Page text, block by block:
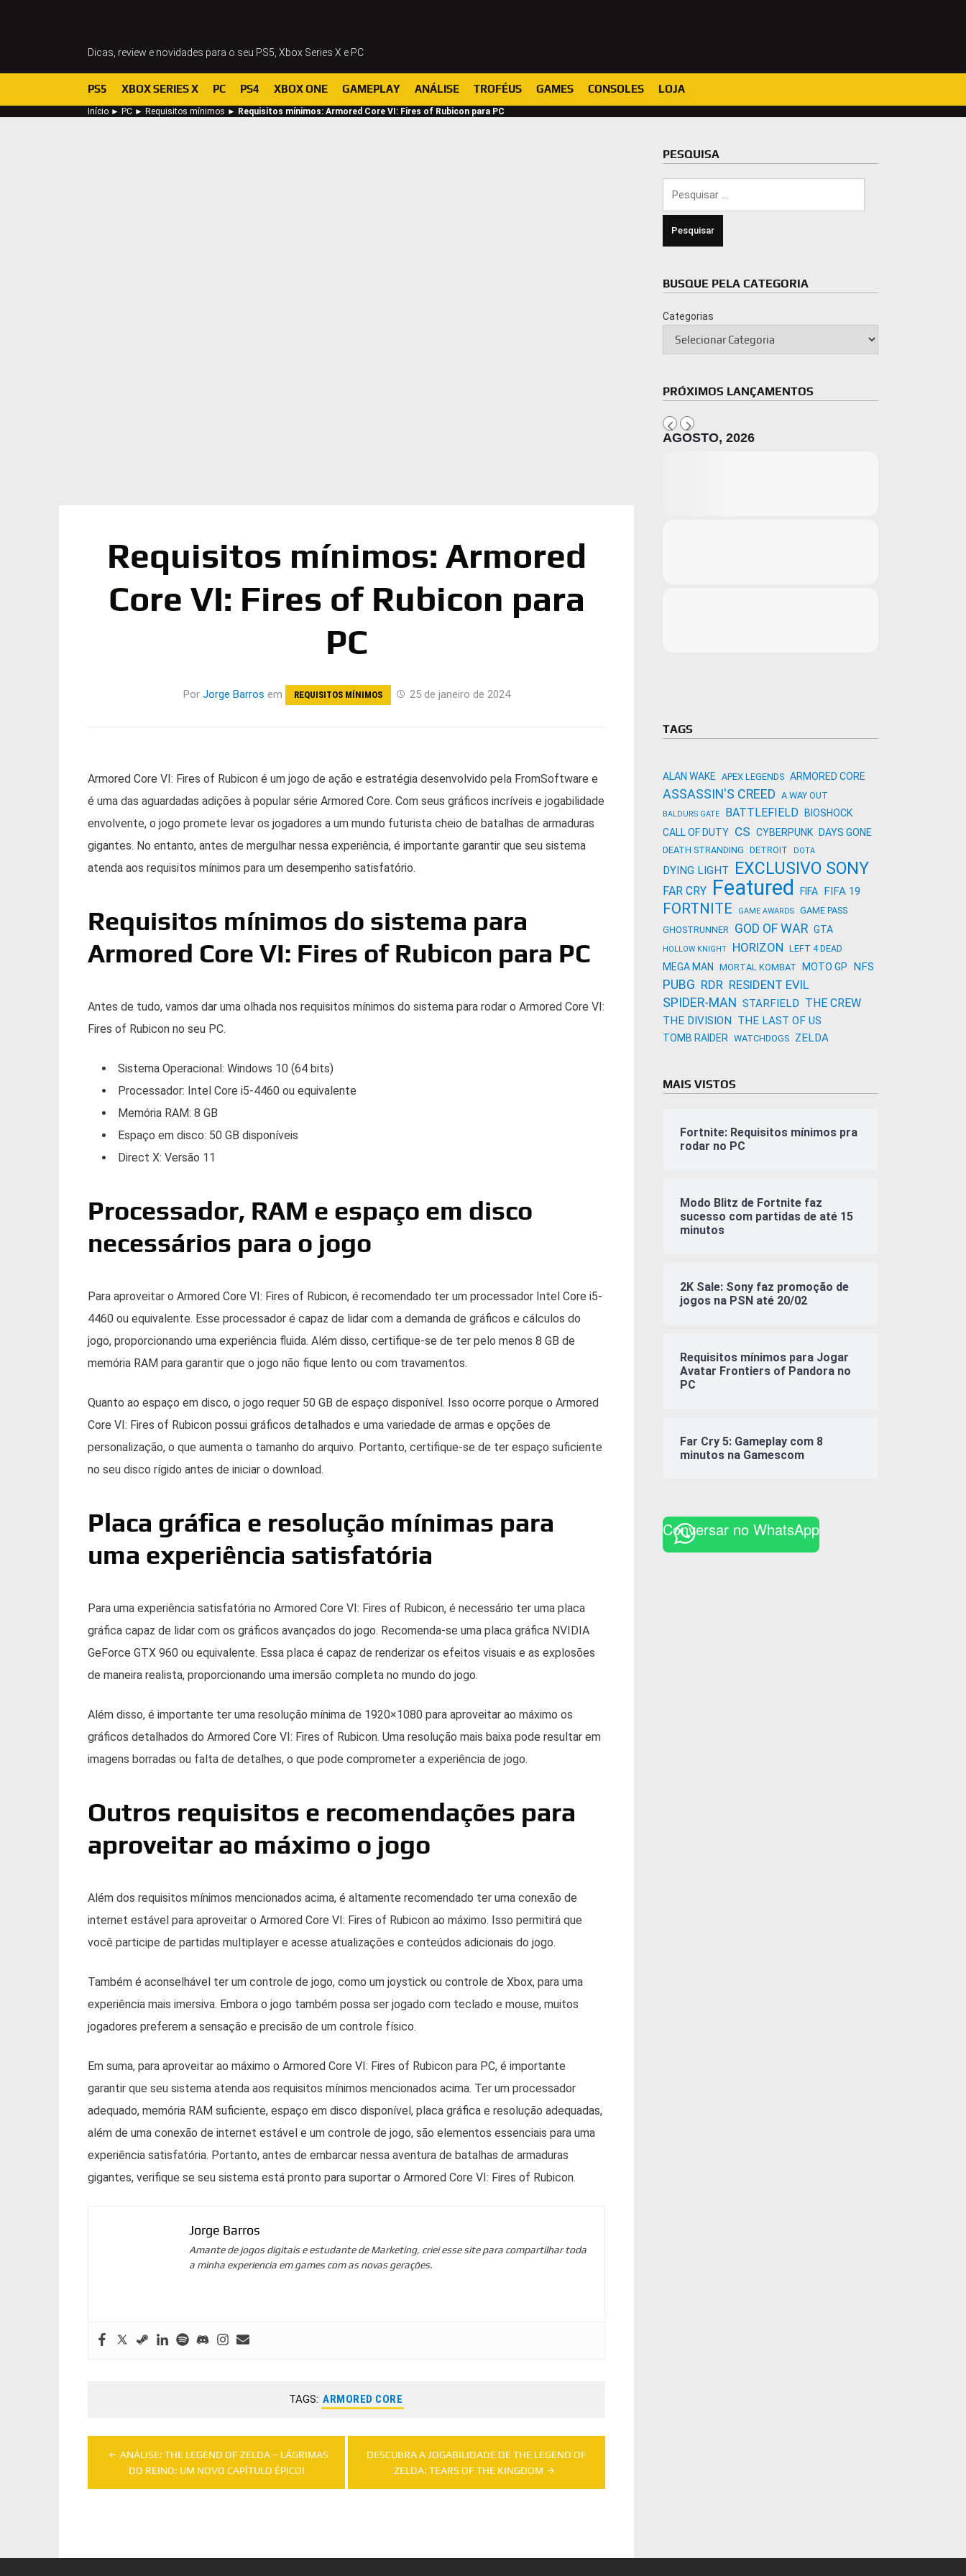
Dicas, review e novidades para o seu PS5, Xbox Series X e PC
PS5 XBOX SERIES X PC PS4 XBOX ONE GAMEPLAY ANÁLISE TROFÉUS GAMES CONSOLES LOJA
Início ► PC ► Requisitos mínimos ► Requisitos mínimos: Armored Core VI: Fires of Rubicon para PC
Requisitos mínimos: Armored
Core VI: Fires of Rubicon para
PC
Por Jorge Barros em REQUISITOS MÍNIMOS 25 de janeiro de 2024
Armored Core VI: Fires of Rubicon é um jogo de ação e estratégia desenvolvido pela FromSoftware e
é uma das aguardadas adições à popular série Armored Core. Com seus gráficos incríveis e jogabilidade
envolvente, o jogo promete levar os jogadores a um mundo futurista cheio de batalhas de armaduras
gigantes. No entanto, antes de mergulhar nessa experiência, é importante garantir que seu sistema
atenda aos requisitos mínimos para um desempenho satisfatório.
Requisitos mínimos do sistema para
Armored Core VI: Fires of Rubicon para PC
Antes de tudo, vamos dar uma olhada nos requisitos mínimos do sistema para rodar o Armored Core VI:
Fires of Rubicon no seu PC.
Sistema Operacional: Windows 10 (64 bits)
Processador: Intel Core i5-4460 ou equivalente
Memória RAM: 8 GB
Espaço em disco: 50 GB disponíveis
Direct X: Versão 11
Processador, RAM e espaço em disco
necessários para o jogo
Para aproveitar o Armored Core VI: Fires of Rubicon, é recomendado ter um processador Intel Core i5-
4460 ou equivalente. Esse processador é capaz de lidar com a demanda de gráficos e cálculos do
jogo, proporcionando uma experiência fluida. Além disso, certifique-se de ter pelo menos 8 GB de
memória RAM para garantir que o jogo não fique lento ou com travamentos.
Quanto ao espaço em disco, o jogo requer 50 GB de espaço disponível. Isso ocorre porque o Armored
Core VI: Fires of Rubicon possui gráficos detalhados e uma variedade de armas e opções de
personalização, o que aumenta o tamanho do arquivo. Portanto, certifique-se de ter espaço suficiente
no seu disco rígido antes de iniciar o download.
Placa gráfica e resolução mínimas para
uma experiência satisfatória
Para uma experiência satisfatória no Armored Core VI: Fires of Rubicon, é necessário ter uma placa
gráfica capaz de lidar com os gráficos avançados do jogo. Recomenda-se uma placa gráfica NVIDIA
GeForce GTX 960 ou equivalente. Essa placa é capaz de renderizar os efeitos visuais e as explosões
de maneira realista, proporcionando uma imersão completa no mundo do jogo.
Além disso, é importante ter uma resolução mínima de 1920×1080 para aproveitar ao máximo os
gráficos detalhados do Armored Core VI: Fires of Rubicon. Uma resolução mais baixa pode resultar em
imagens borradas ou falta de detalhes, o que pode comprometer a experiência de jogo.
Outros requisitos e recomendações para
aproveitar ao máximo o jogo
Além dos requisitos mínimos mencionados acima, é altamente recomendado ter uma conexão de
internet estável para aproveitar o Armored Core VI: Fires of Rubicon ao máximo. Isso permitirá que
você participe de partidas multiplayer e acesse atualizações e conteúdos adicionais do jogo.
Também é aconselhável ter um controle de jogo, como um joystick ou controle de Xbox, para uma
experiência mais imersiva. Embora o jogo também possa ser jogado com teclado e mouse, muitos
jogadores preferem a sensação e precisão de um controle físico.
Em suma, para aproveitar ao máximo o Armored Core VI: Fires of Rubicon para PC, é importante
garantir que seu sistema atenda aos requisitos mínimos mencionados acima. Ter um processador
adequado, memória RAM suficiente, espaço em disco disponível, placa gráfica e resolução adequadas,
além de uma conexão de internet estável e um controle de jogo, são elementos essenciais para uma
experiência satisfatória. Portanto, antes de embarcar nessa aventura de batalhas de armaduras
gigantes, verifique se seu sistema está pronto para suportar o Armored Core VI: Fires of Rubicon.
Jorge Barros
Amante de jogos digitais e estudante de Marketing, criei esse site para compartilhar toda
a minha experiencia em games com as novas gerações.
TAGS: ARMORED CORE
Navegação
ANÁLISE: THE LEGEND OF ZELDA – LÁGRIMAS
DO REINO: UM NOVO CAPÍTULO ÉPICO!
DESCUBRA A JOGABILIDADE DE THE LEGEND OF
ZELDA: TEARS OF THE KINGDOM
PESQUISA
BUSQUE PELA CATEGORIA
Categorias
PRÓXIMOS LANÇAMENTOS
AGOSTO, 2026
TAGS
ALAN WAKE APEX LEGENDS ARMORED CORE
ASSASSIN'S CREED A WAY OUT
BALDURS GATE BATTLEFIELD
BIOSHOCK
CALL OF DUTY CS CYBERPUNK DAYS GONE
DEATH STRANDING DETROIT DOTA
DYING LIGHT EXCLUSIVO SONY
FAR CRY Featured FIFA FIFA 19
FORTNITE GAME AWARDS
GAME PASS
GHOSTRUNNER GOD OF WAR GTA
HOLLOW KNIGHT HORIZON LEFT 4 DEAD
MEGA MAN MORTAL KOMBAT MOTO GP NFS
PUBG RDR RESIDENT EVIL
SPIDER-MAN STARFIELD THE CREW
THE DIVISION THE LAST OF US
TOMB RAIDER WATCHDOGS ZELDA
MAIS VISTOS
Fortnite: Requisitos mínimos pra
rodar no PC
Modo Blitz de Fortnite faz
sucesso com partidas de até 15
minutos
2K Sale: Sony faz promoção de
jogos na PSN até 20/02
Requisitos mínimos para Jogar
Avatar Frontiers of Pandora no
PC
Far Cry 5: Gameplay com 8
minutos na Gamescom
Conversar no WhatsApp